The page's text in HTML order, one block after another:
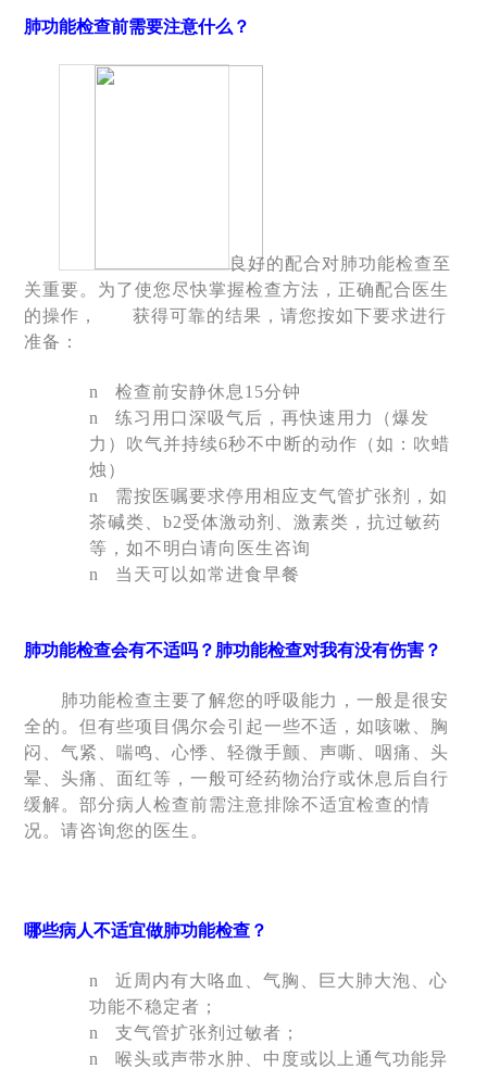
肺功能检查前需要注意什么？
良好的配合对肺功能检查至
关重要。为了使您尽快掌握检查方法，正确配合医生
的操作，
获得可靠的结果，请您按如下要求进行
准备：
n 检查前安静休息 15分钟
n
练习用口深吸气后，再快速用力（爆发
力）吹气并持续6秒不中断的动作（如：吹蜡
烛）
n
需按医嘱要求停用相应支气管扩张剂，如
茶碱类、b2受体激动剂、激素类，抗过敏药
等，如不明白请向医生咨询
n
当天可以如常进食早餐
肺功能检查会有不适吗？肺功能检查对我有没有伤害？
肺功能检查主要了解您的呼吸能力，一般是很安
全的。但有些项目偶尔会引起一些不适，如咳嗽、胸
闷、气紧、喘鸣、心悸、轻微手颤、声嘶、咽痛、头
晕、头痛、面红等，一般可经药物治疗或休息后自行
缓解。部分病人检查前需注意排除不适宜检查的情
况。请咨询您的医生。
哪些病人不适宜做肺功能检查？
n
近周内有大咯血、气胸、巨大肺大泡、心
功能不稳定者；
n
支气管扩张剂过敏者；
n
喉头或声带水肿、中度或以上通气功能异